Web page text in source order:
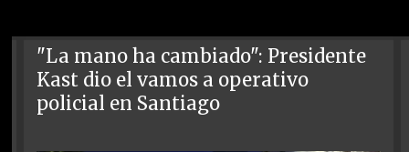
"La mano ha cambiado": Presidente
Kast dio el vamos a operativo
policial en Santiago